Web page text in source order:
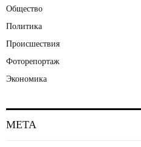
Общество
Политика
Происшествия
Фоторепортаж
Экономика
МЕТА